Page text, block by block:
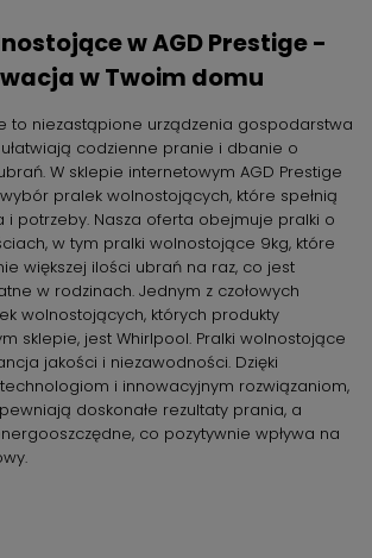
w AGD Prestige -
w Twoim domu
to niezastąpione urządzenia gospodarstwa
codzienne pranie i dbanie o
W sklepie internetowym AGD Prestige
pralek wolnostojących, które spełnią
i potrzeby. Nasza oferta obejmuje pralki o
w tym pralki wolnostojące 9kg, które
większej ilości ubrań na raz, co jest
w rodzinach. Jednym z czołowych
wolnostojących, których produkty
sklepie, jest Whirlpool. Pralki wolnostojące
jakości i niezawodności. Dzięki
i innowacyjnym rozwiązaniom,
doskonałe rezultaty prania, a
co pozytywnie wpływa na